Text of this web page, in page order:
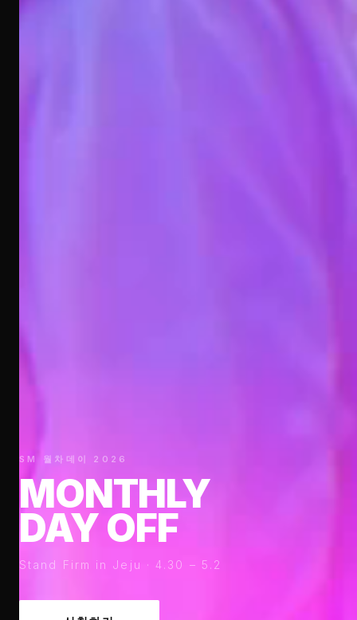
SM 월차데이 2026
MONTHLY
DAY OFF
Stand Firm in Jeju · 4.30 – 5.2